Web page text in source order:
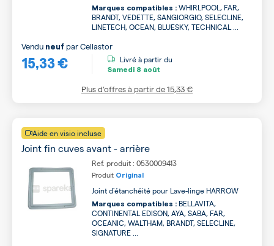
Marques compatibles : WHIRLPOOL, FAR,
BRANDT, VEDETTE, SANGIORGIO, SELECLINE,
LINETECH, OCEAN, BLUESKY, TECHNICAL ...
15,33 €
Vendu neuf parCellastor
Livré à partir du
Samedi 8 août
Plus d’offres à partir de15,33 €
Aide en visio incluse
Joint fin cuves avant - arrière
Ref. produit : 0530009413
Produit Original
Joint d'étanchéité pour Lave-linge HARROW
Marques compatibles : BELLAVITA,
CONTINENTAL EDISON, AYA, SABA, FAR,
OCEANIC, WALTHAM, BRANDT, SELECLINE,
SIGNATURE ...